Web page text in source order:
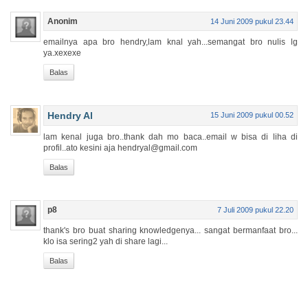
Anonim 14 Juni 2009 pukul 23.44
emailnya apa bro hendry,lam knal yah...semangat bro nulis lg
ya.xexexe
Balas
Hendry Al 15 Juni 2009 pukul 00.52
lam kenal juga bro..thank dah mo baca..email w bisa di liha di
profil..ato kesini aja hendryal@gmail.com
Balas
p8 7 Juli 2009 pukul 22.20
thank's bro buat sharing knowledgenya... sangat bermanfaat bro...
klo isa sering2 yah di share lagi...
Balas